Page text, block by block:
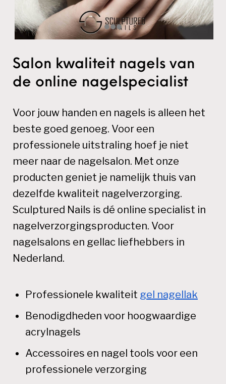
Salon kwaliteit nagels van
de online nagelspecialist
Voor jouw handen en nagels is alleen het
beste goed genoeg. Voor een
professionele uitstraling hoef je niet
meer naar de nagelsalon. Met onze
producten geniet je namelijk thuis van
dezelfde kwaliteit nagelverzorging.
Sculptured Nails is dé online specialist in
nagelverzorgingsproducten. Voor
nagelsalons en gellac liefhebbers in
Nederland.
Professionele kwaliteit gel nagellak
Benodigdheden voor hoogwaardige
acrylnagels
Accessoires en nagel tools voor een
professionele verzorging